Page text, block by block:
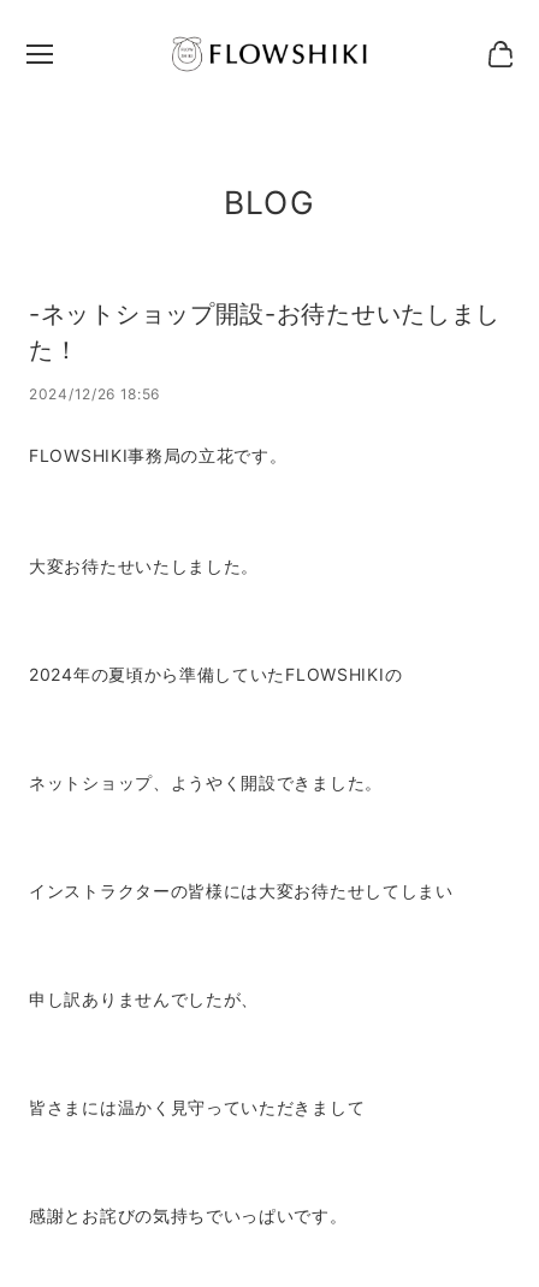
BLOG
-ネットショップ開設-お待たせいたしまし
た！
2024/12/26 18:56
FLOWSHIKI事務局の立花です。
大変お待たせいたしました。
2024年の夏頃から準備していたFLOWSHIKIの
ネットショップ、ようやく開設できました。
インストラクターの皆様には大変お待たせしてしまい
申し訳ありませんでしたが、
皆さまには温かく見守っていただきまして
感謝とお詫びの気持ちでいっぱいです。